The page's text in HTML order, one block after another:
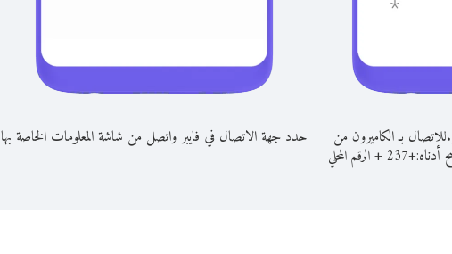
للاتصال بـ الكاميرون من
أدناه:+
237
+الرقم المحلي
حدد جهة الاتصال في فايبر واتصل من شاشة المعلومات الخاصة بها